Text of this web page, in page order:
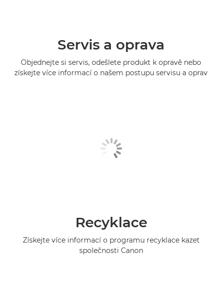
Servis a oprava
Objednejte si servis, odešlete produkt k opravě nebo
získejte více informací o našem postupu servisu a oprav
Recyklace
Získejte více informací o programu recyklace kazet
společnosti Canon